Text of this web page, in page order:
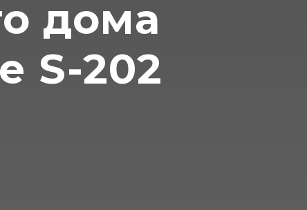
дома
S-202